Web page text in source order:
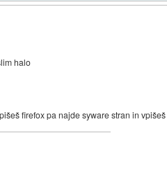
halo
firefox pa najde syware stran in